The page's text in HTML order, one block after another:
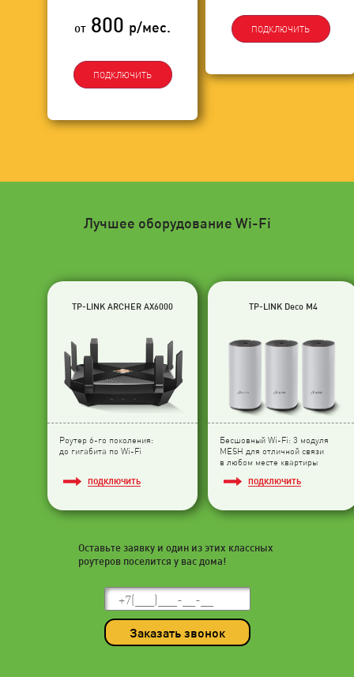
от 800 р/мес.
ПОДКЛЮЧИТЬ
ПОДКЛЮЧИТЬ
Лучшее оборудование Wi-Fi
TP-LINK ARCHER AX6000
Роутер 6-го поколения:
до гигабита по Wi-Fi
ПОДКЛЮЧИТЬ
TP-LINK Deco M4
Бесшовный Wi-Fi: 3 модуля
МESH для отличной связи
в любом месте квартиры
ПОДКЛЮЧИТЬ
Оставьте заявку и один из этих классных
роутеров поселится у вас дома!
Заказать звонок